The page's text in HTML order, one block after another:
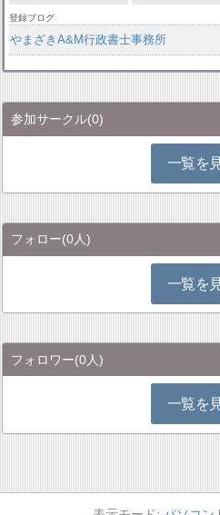
登録ブログ
やまざきA&M行政書士事務所
参加サークル(0)
一覧を
フォロー(0人)
一覧を
フォロワー(0人)
一覧を